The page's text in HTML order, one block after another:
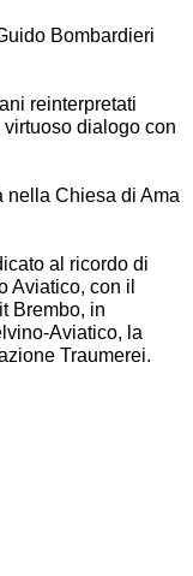
Bombardieri
reinterpretati
dialogo con
nella Chiesa di Ama
al ricordo di
Aviatico, con il
Brembo, in
Aviatico, la
Traumerei.